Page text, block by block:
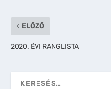
ELŐZŐ
2020. ÉVI RANGLISTA